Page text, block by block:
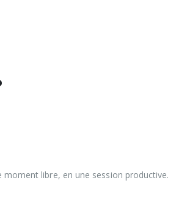
libre, en une session productive.